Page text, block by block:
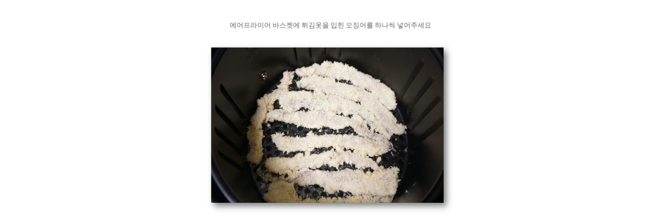
에어프라이어 바스켓에 튀김옷을 입힌 오징어를 하나씩 넣어주세요